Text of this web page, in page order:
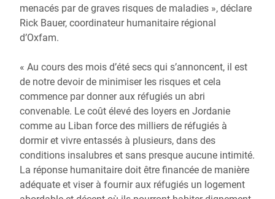
menacés par de graves risques de maladies », déclare
Rick Bauer, coordinateur humanitaire régional
d’Oxfam.
« Au cours des mois d’été secs qui s’annoncent, il est
de notre devoir de minimiser les risques et cela
commence par donner aux réfugiés un abri
convenable. Le coût élevé des loyers en Jordanie
comme au Liban force des milliers de réfugiés à
dormir et vivre entassés à plusieurs, dans des
conditions insalubres et sans presque aucune intimité.
La réponse humanitaire doit être financée de manière
adéquate et viser à fournir aux réfugiés un logement